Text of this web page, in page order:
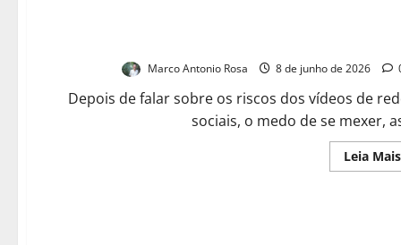
Marco Antonio Rosa 8 de junho de 2026
Depois de falar sobre os riscos dos vídeos de
sociais, o medo de se mexer,
Leia Mais